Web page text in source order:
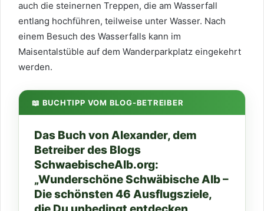
auch die steinernen Treppen, die am Wasserfall
entlang hochführen, teilweise unter Wasser. Nach
einem Besuch des Wasserfalls kann im
Maisentalstüble auf dem Wanderparkplatz eingekehrt
werden.
📖 BUCHTIPP VOM BLOG-BETREIBER
Das Buch von Alexander, dem
Betreiber des Blogs
SchwaebischeAlb.org:
„Wunderschöne Schwäbische Alb –
Die schönsten 46 Ausflugsziele,